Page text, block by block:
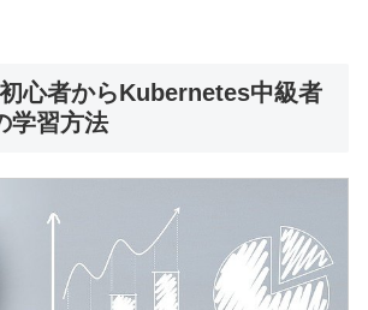
心者からKubernetes中級者
学習方法